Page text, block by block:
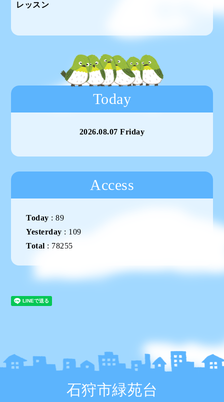
レッスン
Today
2026.08.07 Friday
Access
Today :89
Yesterday : 109
Total : 78255
石狩市緑苑台